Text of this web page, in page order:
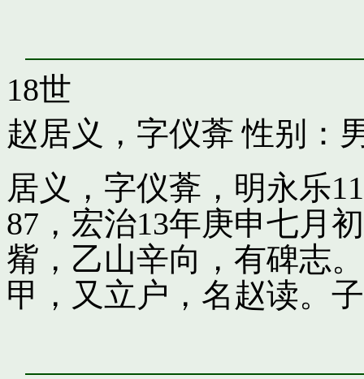
18世
赵居义，字仪葊 性别：
居义，字仪葊，明永乐
87，宏治13年庚申七月
觜，乙山辛向，有碑志
甲，又立户，名赵读。